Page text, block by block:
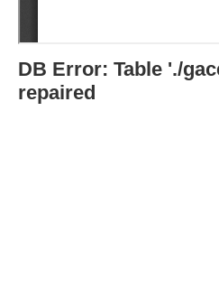
DB Error: Table './
repaired